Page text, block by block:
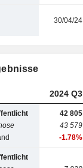
30/04/24
2024 Q3
42 805
43 579
-1.78%